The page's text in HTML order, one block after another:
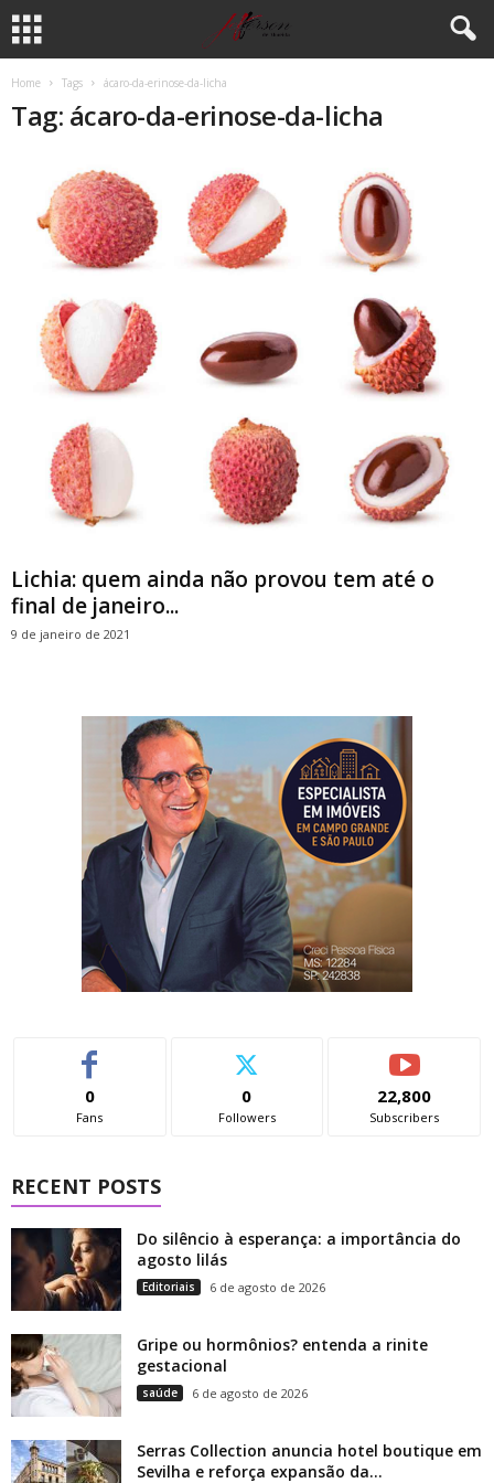
Home Tags ácaro-da-erinose-da-licha
Tag: ácaro-da-erinose-da-licha
Lichia: quem ainda não provou tem até o
final de janeiro...
9 de janeiro de 2021
0
Fans
0
Followers
22,800
Subscribers
RECENT POSTS
Do silêncio à esperança: a importância do
agosto lilás
Editoriais 6 de agosto de 2026
Gripe ou hormônios? entenda a rinite
gestacional
saúde 6 de agosto de 2026
Serras Collection anuncia hotel boutique em
Sevilha e reforça expansão da...